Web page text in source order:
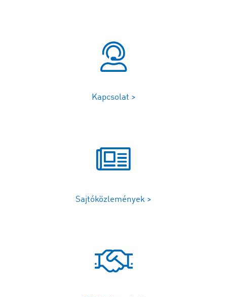
Kapcsolat >
Sajtóközlemények >